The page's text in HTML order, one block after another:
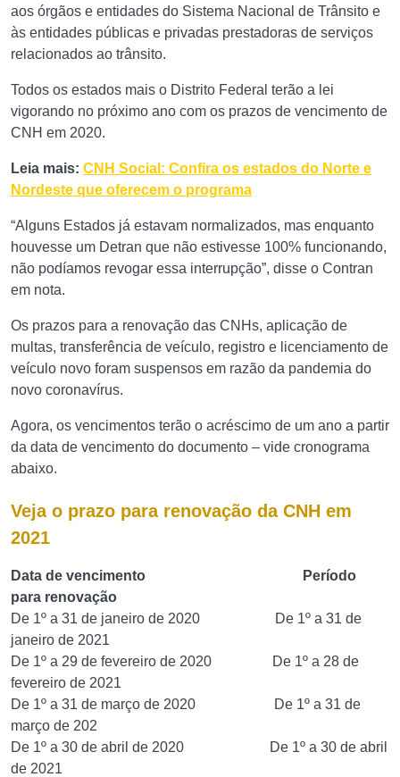
aos órgãos e entidades do Sistema Nacional de Trânsito e
às entidades públicas e privadas prestadoras de serviços
relacionados ao trânsito.
Todos os estados mais o Distrito Federal terão a lei
vigorando no próximo ano com os prazos de vencimento de
CNH em 2020.
Leia mais: CNH Social: Confira os estados do Norte e
Nordeste que oferecem o programa
“Alguns Estados já estavam normalizados, mas enquanto
houvesse um Detran que não estivesse 100% funcionando,
não podíamos revogar essa interrupção”, disse o Contran
em nota.
Os prazos para a renovação das CNHs, aplicação de
multas, transferência de veículo, registro e licenciamento de
veículo novo foram suspensos em razão da pandemia do
novo coronavírus.
Agora, os vencimentos terão o acréscimo de um ano a partir
da data de vencimento do documento – vide cronograma
abaixo.
Veja o prazo para renovação da CNH em
2021
Data de vencimento Período
para renovação
De 1º a 31 de janeiro de 2020 De 1º a 31 de
janeiro de 2021
De 1º a 29 de fevereiro de 2020 De 1º a 28 de
fevereiro de 2021
De 1º a 31 de março de 2020 De 1º a 31 de
março de 202
De 1º a 30 de abril de 2020 De 1º a 30 de abril
de 2021